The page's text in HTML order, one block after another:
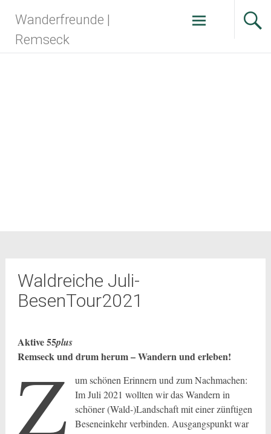
Inhalt
springen
Wanderfreunde |
Remseck
Waldreiche Juli-
BesenTour2021
Aktive 55plus
Remseck und drum herum – Wandern und erleben!
Z
um schönen Erinnern und zum Nachmachen:
Im Juli 2021 wollten wir das Wandern in
schöner (Wald-)Landschaft mit einer zünftigen
Beseneinkehr verbinden. Ausgangspunkt war